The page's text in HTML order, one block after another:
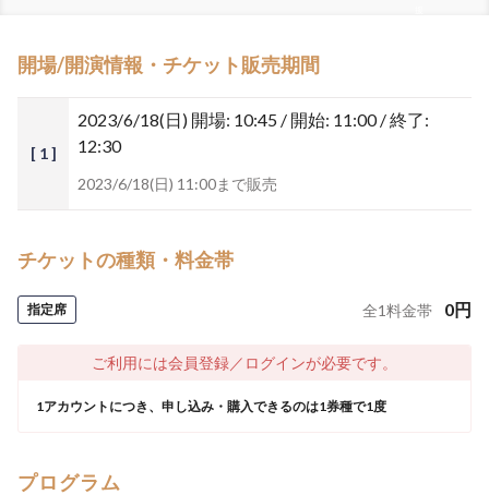
開場/開演情報・チケット販売期間
[ 1 ]
2023/6/18(日) 開場: 10:45 / 開始: 11:00 / 終了:
12:30
2023/6/18(日) 11:00まで販売
チケットの種類・料金帯
指定席 全1料金帯 0円
ご利用には会員登録／ログインが必要です。
1アカウントにつき、申し込み・購入できるのは1券種で1度
プログラム